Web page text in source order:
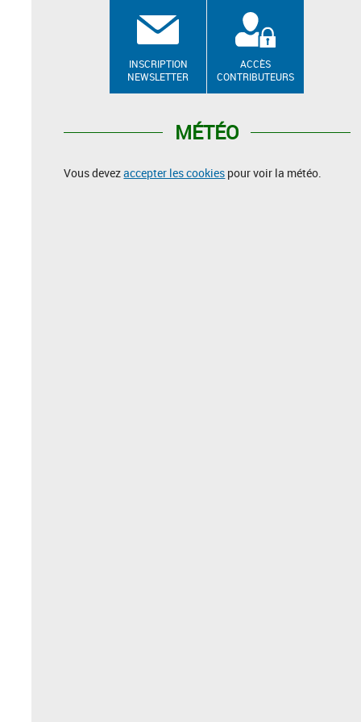
INSCRIPTION
NEWSLETTER
ACCÈS
CONTRIBUTEURS
MÉTÉO
Vous devezaccepter les cookies pour voir la météo.